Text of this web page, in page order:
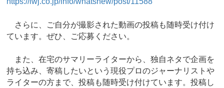
さらに、ご自分が撮影された動画の投稿も随時受け付け
ています。ぜひ、ご応募ください。
また、在宅のサマリーライターから、独自ネタで企画を
持ち込み、寄稿したいという現役プロのジャーナリストや
ライターの方まで、投稿も随時受け付けています。投稿し